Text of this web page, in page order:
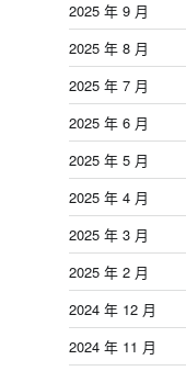
2025 年 9 月
2025 年 8 月
2025 年 7 月
2025 年 6 月
2025 年 5 月
2025 年 4 月
2025 年 3 月
2025 年 2 月
2024 年 12 月
2024 年 11 月